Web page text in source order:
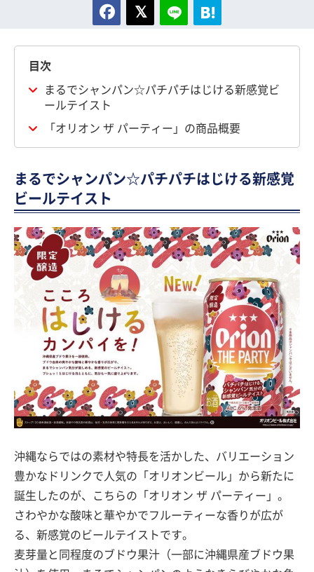
目次
まるでシャンパン☆パチパチはじける新感覚ビ
ールテイスト
「オリオン ザ パーティー」の商品概要
まるでシャンパン☆パチパチはじける新感覚
ビールテイスト
沖縄ならではの素材や特長を活かした、バリエーション
豊かなドリンクで人気の「オリオンビール」から新たに
誕生したのが、こちらの「オリオン ザ パーティー」。
さわやかな酸味と華やかでフルーティーな香りが広が
る、新感覚のビールテイストです。
麦芽量と同程度のブドウ果汁（一部に沖縄県産ブドウ果